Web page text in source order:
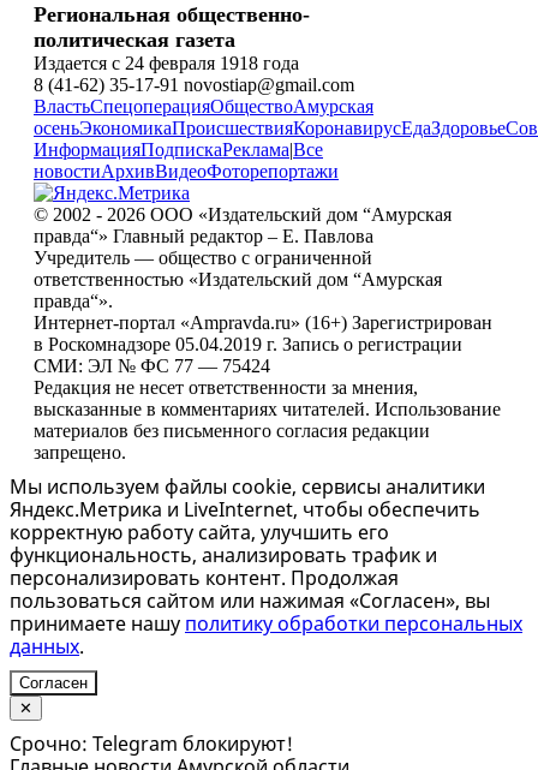
Региональная общественно-
политическая газета
Издается с 24 февраля 1918 года
8 (41-62) 35-17-91 novostiap@gmail.com
ВластьСпецоперацияОбществоАмурская
осеньЭкономикаПроисшествияКоронавирусЕдаЗдоровье
ИнформацияПодпискаРеклама|Все
новостиАрхивВидеоФоторепортажи
© 2002 - 2026 ООО «Издательский дом “Амурская
правда“» Главный редактор – Е. Павлова
Учредитель — общество с ограниченной
ответственностью «Издательский дом “Амурская
правда“».
Интернет-портал «Ampravda.ru» (16+) Зарегистрирован
в Роскомнадзоре 05.04.2019 г. Запись о регистрации
СМИ: ЭЛ № ФС 77 — 75424
Редакция не несет ответственности за мнения,
высказанные в комментариях читателей. Использование
материалов без письменного согласия редакции
запрещено.
Мы используем файлы cookie, сервисы аналитики
Яндекс.Метрика и LiveInternet, чтобы обеспечить
корректную работу сайта, улучшить его
функциональность, анализировать трафик и
персонализировать контент. Продолжая
пользоваться сайтом или нажимая «Согласен», вы
принимаете нашу политику обработки персональных
данных.
Согласен
✕
Срочно: Telegram блокируют!